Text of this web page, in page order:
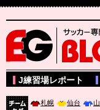
サッカー専門新聞
J練習場レポート
札幌 仙台